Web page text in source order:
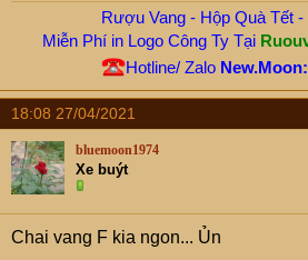
Rượu Vang - Hộp Quà Tết
Miễn Phí in Logo Công Ty Tại
Hotline/ Zalo New.Moon:
18:08 27/04/2021
bluemoon1974
Xe buýt
Chai vang F kia ngon... Ủn